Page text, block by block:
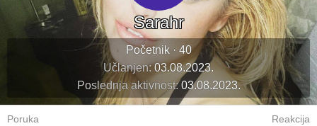
Sarahr
Početnik · 40
Učlanjen 03.08.2023.
Poslednja aktivnost 03.08.2023.
Poruka Reakcija